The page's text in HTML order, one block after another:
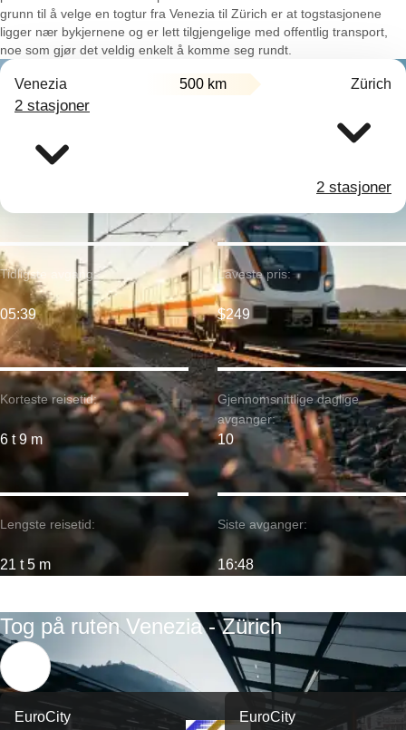
grunn til å velge en togtur fra Venezia til Zürich er at togstasjonene
ligger nær bykjernene og er lett tilgjengelige med offentlig transport,
noe som gjør det veldig enkelt å komme seg rundt.
Venezia 500 km Zürich
2 stasjoner
2 stasjoner
Korteste reisetid:
6 t 9 m
Tidligste avgang:
05:39
Lengste reisetid:
21 t 5 m
Laveste pris:
$249
Gjennomsnittlige daglige
avganger:
10
Siste avganger:
16:48
Tog på ruten Venezia - Zürich
EuroCity EuroCity